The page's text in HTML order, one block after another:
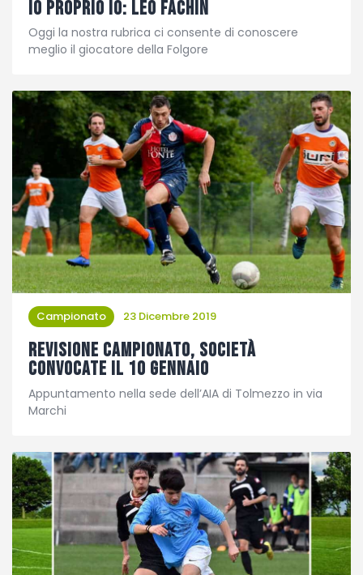
Io proprio Io: Leo Fachin
Oggi la nostra rubrica ci consente di conoscere
meglio il giocatore della Folgore
Campionato 23 Dicembre 2019
Revisione Campionato, società
convocate il 10 gennaio
Appuntamento nella sede dell’AIA di Tolmezzo in via
Marchi